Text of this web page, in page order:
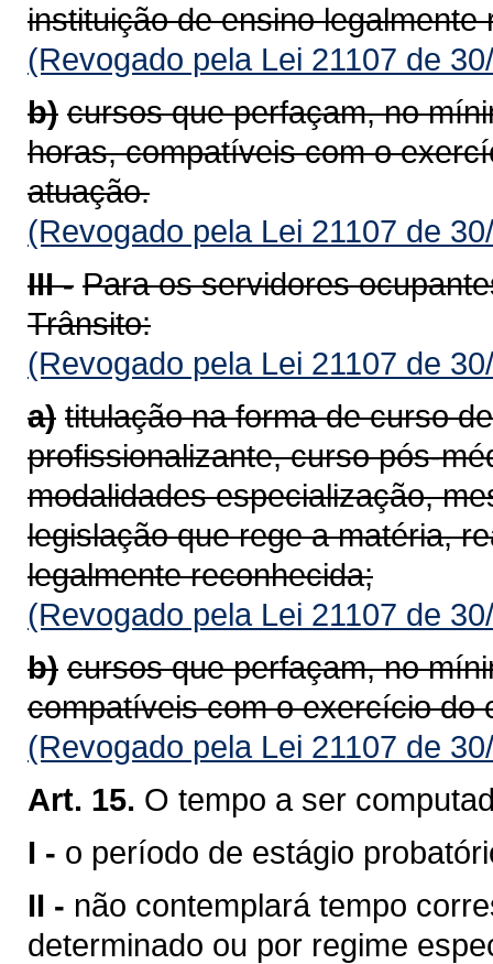
instituição de ensino legalmente
(Revogado pela Lei 21107 de
b) cursos que perfaçam, no
horas, compatíveis com o
atuação.
(Revogado pela Lei 21107 de
III - Para os servidores
Trânsito:
(Revogado pela Lei 21107 de
a) titulação na forma de curso
profissionalizante, curso pós-
modalidades especialização,
legislação que rege a matéria,
legalmente reconhecida;
(Revogado pela Lei 21107 de
b) cursos que perfaçam, no
compatíveis com o exercício do
(Revogado pela Lei 21107 de
Art. 15. O tempo a ser
I - o período de estágio
II - não contemplará tempo
determinado ou por regime